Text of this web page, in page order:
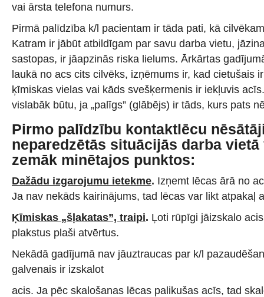
vai ārsta telefona numurs.
Pirmā palīdzība k/l pacientam ir tāda pati, kā
Katram ir jābūt atbildīgam par savu darba vietu,
sastopas, ir jāapzinās riska lielums. Ārkārtas
laukā no acs cits cilvēks, izņēmums ir, kad cietušais
ķīmiskas vielas vai kāds svešķermenis ir iekļuvis
vislabāk būtu, ja „palīgs” (glābējs) ir tāds, kurs pats
Pirmo palīdzību kontaktlēcu
neparedzētās situācijās darba
zemāk minētajos punktos:
Dažādu izgarojumu ietekme. Izņemt lēcas ārā no
Ja nav nekāds kairinājums, tad lēcas var likt atpakaļ
Ķīmiskas „šļakatas”, traipi. Ļoti rūpīgi jāizskalo
plakstus plaši atvērtus.
Nekādā gadījumā nav jāuztraucas par k/l
galvenais ir izskalot
acis. Ja pēc skalošanas lēcas palikušas acīs, tad